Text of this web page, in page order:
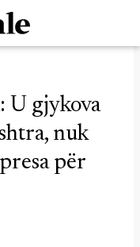
U gjykova
nuk
për